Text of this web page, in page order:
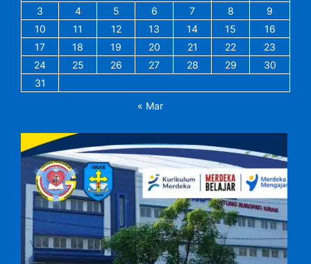
3
4 5 6 7 8
9
10
11 12 13 14 15
16
17
18 19 20 21 22
23
24
25 26 27 28 29
30
31
« Mar